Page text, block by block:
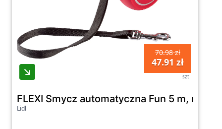
70.98 zł
47.91 zł
szt
FLEXI Smycz automatyczna Fun 5 m,
Lidl